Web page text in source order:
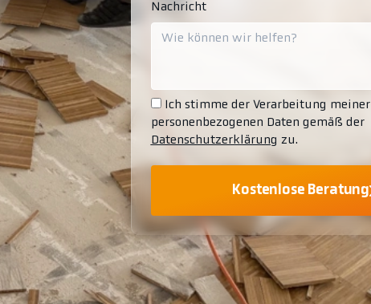
Nachricht
Ich stimme der Verarbeitung meiner
personenbezogenen Daten gemäß der
Datenschutzerklärung zu.
Kostenlose Beratung